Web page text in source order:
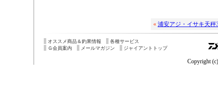
« 浦安アジ・イサキ天秤
オススメ商品＆釣果情報
各種サービス
Ｇ会員案内
メールマガジン ジャイアントトップ
Copyright